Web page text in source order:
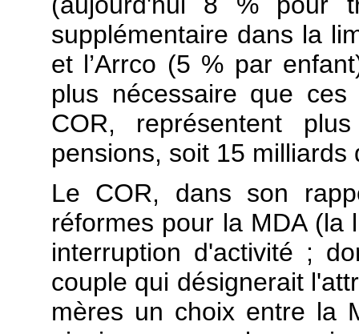
supplémentaire dans la
et l’Arrco (5 % par
plus nécessaire que
COR, représentent
pensions, soit 15 milliards
Le COR, dans son
réformes pour la MDA (la
interruption d'activité ;
couple qui désignerait
mères un choix entre la